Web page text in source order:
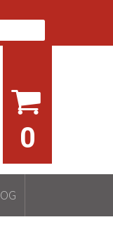
0